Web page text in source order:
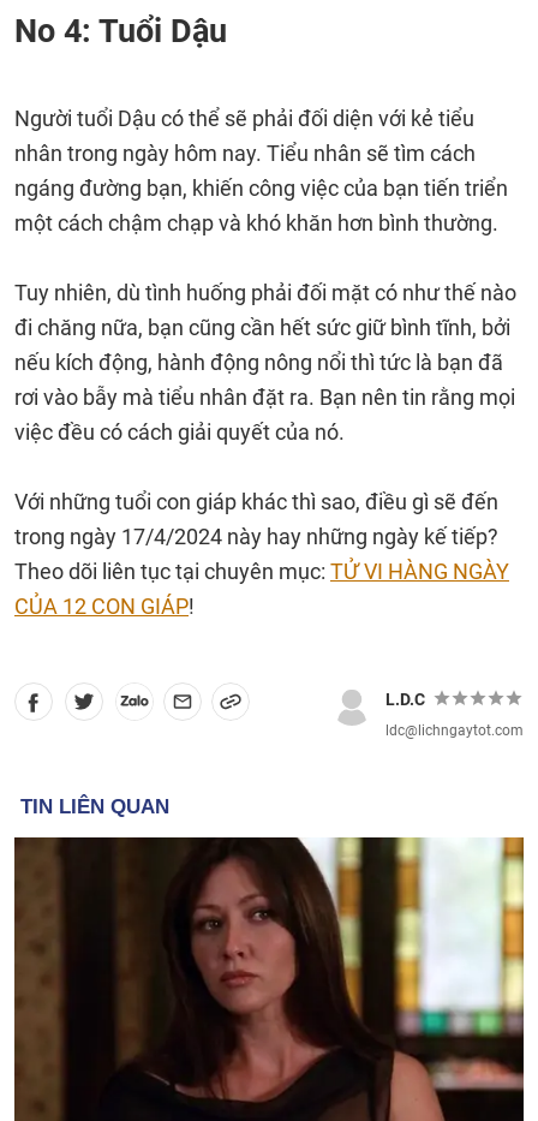
No 4: Tuổi Dậu
Người tuổi Dậu có thể sẽ phải đối diện với kẻ tiểu
nhân trong ngày hôm nay. Tiểu nhân sẽ tìm cách
ngáng đường bạn, khiến công việc của bạn tiến triển
một cách chậm chạp và khó khăn hơn bình thường.
Tuy nhiên, dù tình huống phải đối mặt có như thế nào
đi chăng nữa, bạn cũng cần hết sức giữ bình tĩnh, bởi
nếu kích động, hành động nông nổi thì tức là bạn đã
rơi vào bẫy mà tiểu nhân đặt ra. Bạn nên tin rằng mọi
việc đều có cách giải quyết của nó.
Với những tuổi con giáp khác thì sao, điều gì sẽ đến
trong ngày 17/4/2024 này hay những ngày kế tiếp?
Theo dõi liên tục tại chuyên mục: TỬ VI HÀNG NGÀY
CỦA 12 CON GIÁP!
L.D.C
ldc@lichngaytot.com